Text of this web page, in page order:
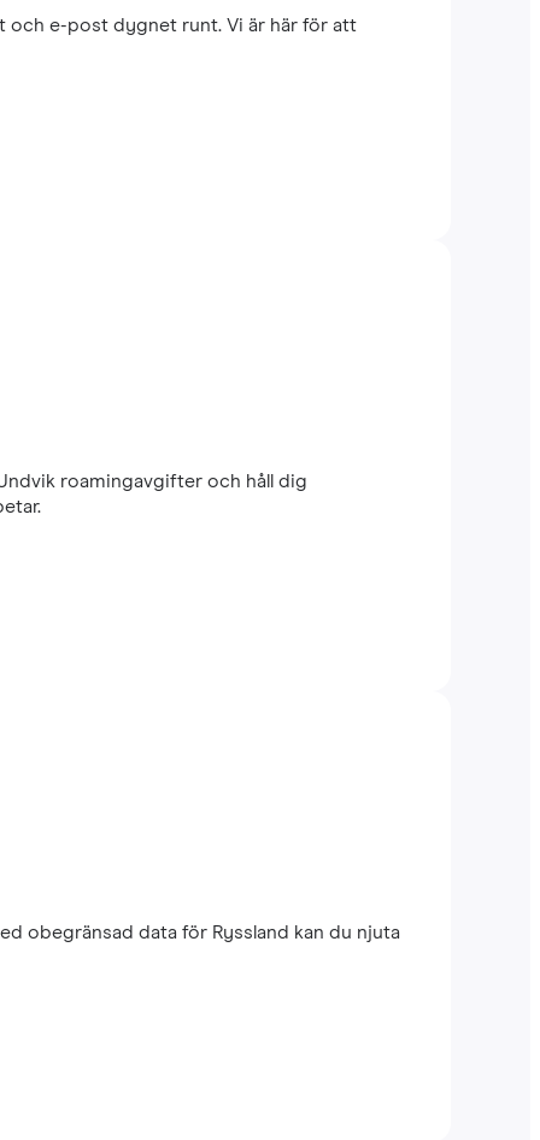
och e-post dygnet runt. Vi är här för att
roamingavgifter och håll dig
obegränsad data för Ryssland kan du njuta